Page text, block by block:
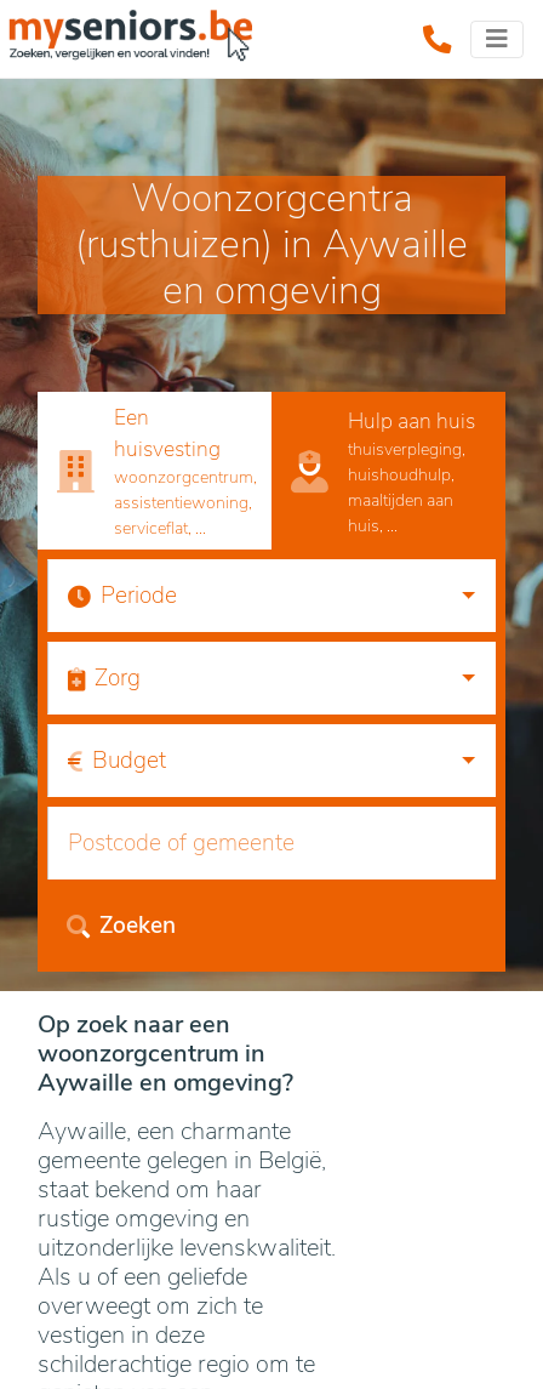
Woonzorgcentra
(rusthuizen) in Aywaille
en omgeving
Een
huisvesting
woonzorgcentrum,
assistentiewoning,
serviceflat, ...
Hulp aan huis
thuisverpleging,
huishoudhulp,
maaltijden aan
huis, ...
Periode
Zorg
Budget
Zoeken
Op zoek naar een
woonzorgcentrum in
Aywaille en omgeving?
Aywaille, een charmante
gemeente gelegen in België,
staat bekend om haar
rustige omgeving en
uitzonderlijke levenskwaliteit.
Als u of een geliefde
overweegt om zich te
vestigen in deze
schilderachtige regio om te